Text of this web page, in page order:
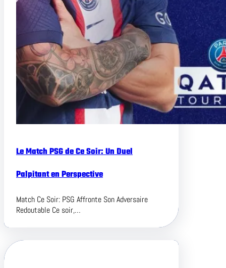
Le Match PSG de Ce Soir: Un Duel
Palpitant en Perspective
Match Ce Soir: PSG Affronte Son Adversaire
Redoutable Ce soir,…